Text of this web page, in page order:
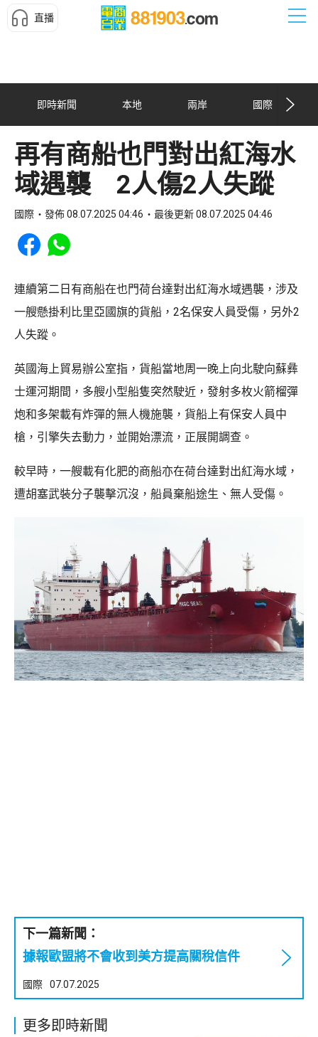
直播
即時新聞 本地 兩岸 國際
再有商船也門對出紅海水
域遇襲 2人傷2人失蹤
國際 發佈 08.07.2025 04:46 最後更新 08.07.2025 04:46
Share to Facebook
Share to WhatsApp
連續第二日有商船在也門荷台達對出紅海水域遇襲，涉及
一艘懸掛利比里亞國旗的貨船，2名保安人員受傷，另外2
人失蹤。
英國海上貿易辦公室指，貨船當地周一晚上向北駛向蘇彝
士運河期間，多艘小型船隻突然駛近，發射多枚火箭榴彈
炮和多架載有炸彈的無人機施襲，貨船上有保安人員中
槍，引擎失去動力，並開始漂流，正展開調查。
較早時，一艘載有化肥的商船亦在荷台達對出紅海水域，
遭胡塞武裝分子襲擊沉沒，船員棄船途生、無人受傷。
下一篇新聞：
據報歐盟將不會收到美方提高關稅信件
國際 07.07.2025
更多即時新聞